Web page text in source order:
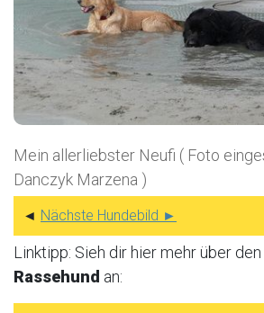
Mein allerliebster Neufi ( Foto
Danczyk Marzena )
◄ Nächste Hundebild ►
Linktipp: Sieh dir hier mehr über den
Rassehund an: